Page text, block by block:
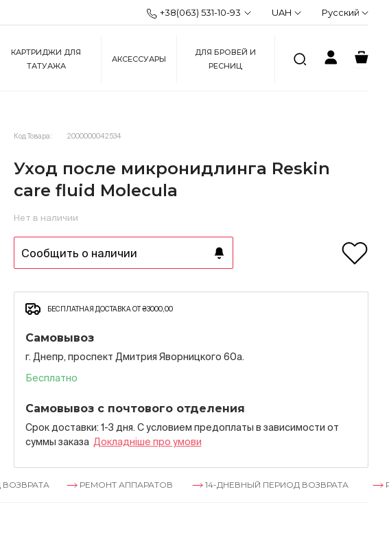
+38(063) 531-10-93 UAH Русский
КАРТРИДЖИ ДЛЯ
ТАТУАЖА
АКСЕССУАРЫ
ДЛЯ БРОВЕЙ И
РЕСНИЦ
Код Товара: 2000000042534
Уход после микронидлинга Reskin
care fluid Molecula
Нет в наличии
Сообщить о наличии
БЕСПЛАТНАЯ ДОСТАВКА ОТ ₴3000,00
Самовывоз
г. Днепр, проспект Дмитрия Яворницкого 60а.
Бесплатно
Самовывоз с почтового отделения
Срок доставки: 1-3 дня. С условием предоплаты в зависимости от
суммы заказа Докладнiше про умови
РЕМОНТ АППАРАТОВ 14-ДНЕВНЫЙ ПЕРИОД ВОЗВРАТА РЕМОНТ